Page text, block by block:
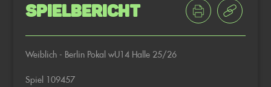
Spielbericht
Weiblich - Berlin Pokal wU14 Halle 25/26
Spiel 109457